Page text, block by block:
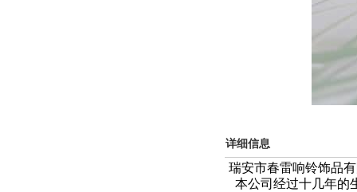
详细信息
瑞安市春雷响铃饰品
本公司经过十几年的